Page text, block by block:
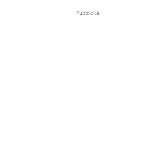
Pubblicità